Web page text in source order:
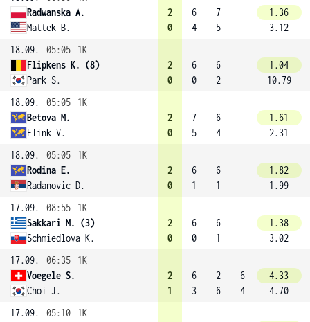
Radwanska A.
Mattek B.
2
0
6
4
7
5
1.36
3.12
18.09.
05:05
1K
Flipkens K. (8)
Park S.
2
0
6
0
6
2
1.04
10.79
18.09.
05:05
1K
Betova M.
Flink V.
2
0
7
5
6
4
1.61
2.31
18.09.
05:05
1K
Rodina E.
Radanovic D.
2
0
6
1
6
1
1.82
1.99
17.09.
08:55
1K
Sakkari M. (3)
Schmiedlova K.
2
0
6
0
6
1
1.38
3.02
17.09.
06:35
1K
Voegele S.
Choi J.
2
1
6
3
2
6
6
4
4.33
4.70
17.09.
05:10
1K